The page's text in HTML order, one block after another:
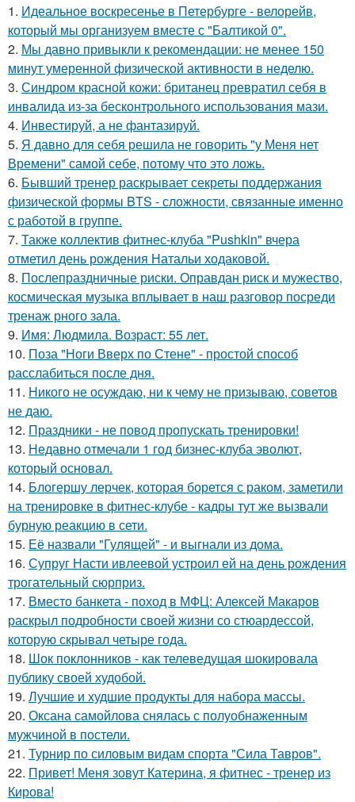
1. Идеальное воскресенье в Петербурге - велорейв,
который мы организуем вместе с "Балтикой 0".
2. Мы давно привыкли к рекомендации: не менее 150
минут умеренной физической активности в неделю.
3. Синдром красной кожи: британец превратил себя в
инвалида из-за бесконтрольного использования мази.
4. Инвестируй, а не фантазируй.
5. Я давно для себя решила не говорить "у Меня нет
Времени" самой себе, потому что это ложь.
6. Бывший тренер раскрывает секреты поддержания
физической формы BTS - сложности, связанные именно
с работой в группе.
7. Также коллектив фитнес-клуба "Pushkin" вчера
отметил день рождения Натальи ходаковой.
8. Послепраздничные риски. Оправдан риск и мужество,
космическая музыка вплывает в наш разговор посреди
тренаж рного зала.
9. Имя: Людмила. Возраст: 55 лет.
10. Поза "Ноги Вверх по Стене" - простой способ
расслабиться после дня.
11. Никого не осуждаю, ни к чему не призываю, советов
не даю.
12. Праздники - не повод пропускать тренировки!
13. Недавно отмечали 1 год бизнес-клуба эволют,
который основал.
14. Блогершу лерчек, которая борется с раком, заметили
на тренировке в фитнес-клубе - кадры тут же вызвали
бурную реакцию в сети.
15. Её назвали "Гулящей" - и выгнали из дома.
16. Супруг Насти ивлеевой устроил ей на день рождения
трогательный сюрприз.
17. Вместо банкета - поход в МФЦ: Алексей Макаров
раскрыл подробности своей жизни со стюардессой,
которую скрывал четыре года.
18. Шок поклонников - как телеведущая шокировала
публику своей худобой.
19. Лучшие и худшие продукты для набора массы.
20. Оксана самойлова снялась с полуобнаженным
мужчиной в постели.
21. Турнир по силовым видам спорта "Сила Тавров".
22. Привет! Меня зовут Катерина, я фитнес - тренер из
Кирова!